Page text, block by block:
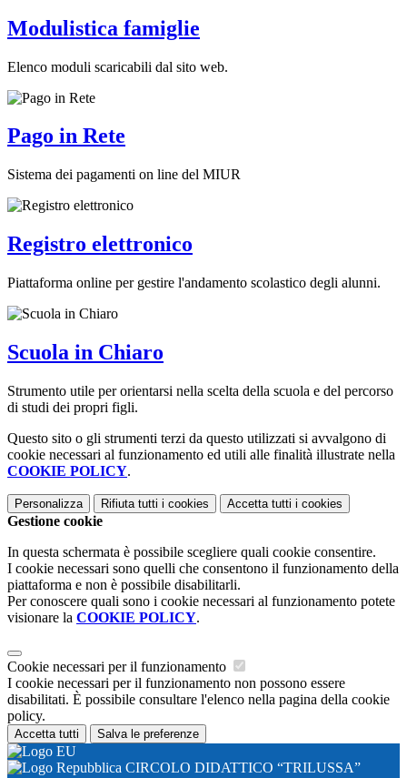
Modulistica famiglie
Elenco moduli scaricabili dal sito web.
Pago in Rete
Sistema dei pagamenti on line del MIUR
Registro elettronico
Piattaforma online per gestire l'andamento scolastico degli alunni.
Scuola in Chiaro
Strumento utile per orientarsi nella scelta della scuola e del percorso
di studi dei propri figli.
Questo sito o gli strumenti terzi da questo utilizzati si avvalgono di
cookie necessari al funzionamento ed utili alle finalità illustrate nella
COOKIE POLICY.
Personalizza Rifiuta tutti i cookies Accetta tutti i cookies
Gestione cookie
In questa schermata è possibile scegliere quali cookie consentire.
I cookie necessari sono quelli che consentono il funzionamento della
piattaforma e non è possibile disabilitarli.
Per conoscere quali sono i cookie necessari al funzionamento potete
visionare la COOKIE POLICY.
Cookie necessari per il funzionamento
I cookie necessari per il funzionamento non possono essere
disabilitati. È possibile consultare l'elenco nella pagina della cookie
policy.
Accetta tutti Salva le preferenze
CIRCOLO DIDATTICO “TRILUSSA”